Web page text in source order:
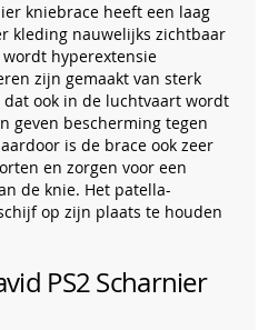
kniebrace heeft een laag
kleding nauwelijks zichtbaar
hyperextensie
zijn gemaakt van sterk
ook in de luchtvaart wordt
geven bescherming tegen
is de brace ook zeer
en zorgen voor een
de knie. Het patella-
op zijn plaats te houden
PS2 Scharnier